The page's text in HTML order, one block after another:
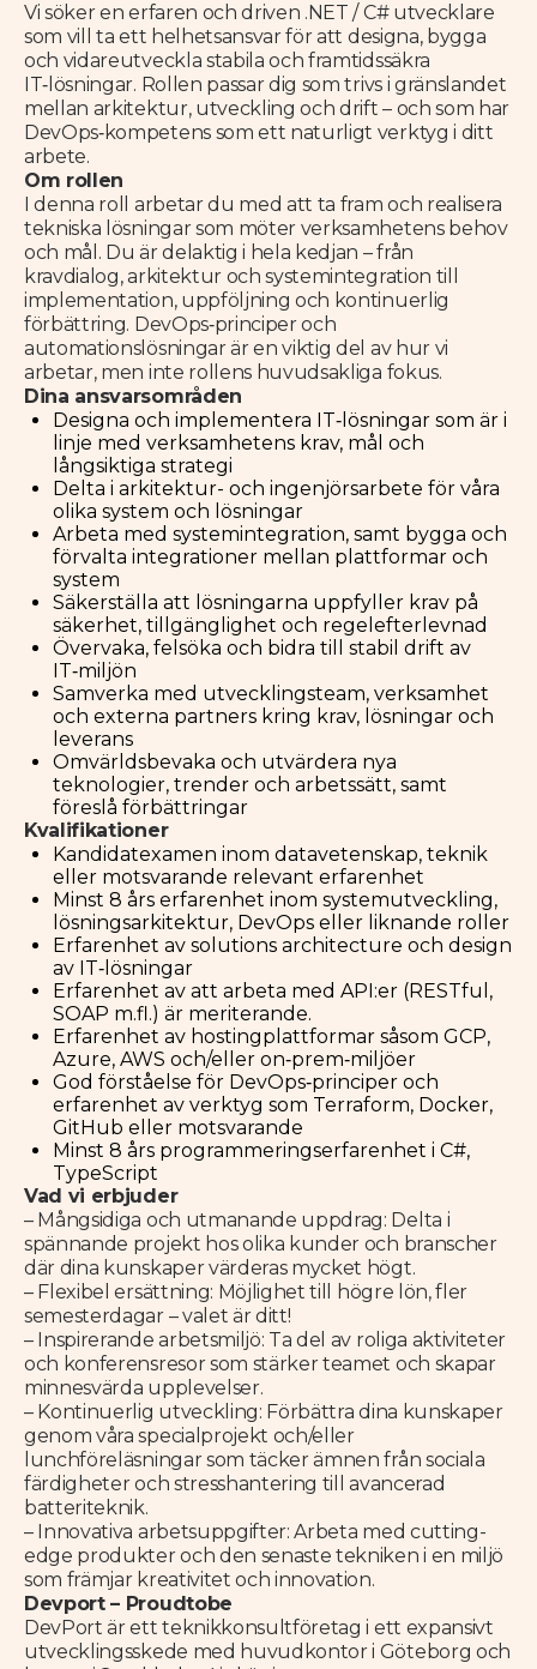
Vi söker en erfaren och driven .NET / C# utvecklare
som vill ta ett helhetsansvar för att designa, bygga
och vidareutveckla stabila och framtidssäkra
IT‑lösningar. Rollen passar dig som trivs i gränslandet
mellan arkitektur, utveckling och drift – och som har
DevOps‑kompetens som ett naturligt verktyg i ditt
arbete.
Om rollen
I denna roll arbetar du med att ta fram och realisera
tekniska lösningar som möter verksamhetens behov
och mål. Du är delaktig i hela kedjan – från
kravdialog, arkitektur och systemintegration till
implementation, uppföljning och kontinuerlig
förbättring. DevOps‑principer och
automationslösningar är en viktig del av hur vi
arbetar, men inte rollens huvudsakliga fokus.
Dina ansvarsområden
Designa och implementera IT‑lösningar som är i
linje med verksamhetens krav, mål och
långsiktiga strategi
Delta i arkitektur- och ingenjörsarbete för våra
olika system och lösningar
Arbeta med systemintegration, samt bygga och
förvalta integrationer mellan plattformar och
system
Säkerställa att lösningarna uppfyller krav på
säkerhet, tillgänglighet och regelefterlevnad
Övervaka, felsöka och bidra till stabil drift av
IT‑miljön
Samverka med utvecklingsteam, verksamhet
och externa partners kring krav, lösningar och
leverans
Omvärldsbevaka och utvärdera nya
teknologier, trender och arbetssätt, samt
föreslå förbättringar
Kvalifikationer
Kandidatexamen inom datavetenskap, teknik
eller motsvarande relevant erfarenhet
Minst 8 års erfarenhet inom systemutveckling,
lösningsarkitektur, DevOps eller liknande roller
Erfarenhet av solutions architecture och design
av IT‑lösningar
Erfarenhet av att arbeta med API:er (RESTful,
SOAP m.fl.) är meriterande.
Erfarenhet av hostingplattformar såsom GCP,
Azure, AWS och/eller on‑prem‑miljöer
God förståelse för DevOps‑principer och
erfarenhet av verktyg som Terraform, Docker,
GitHub eller motsvarande
Minst 8 års programmeringserfarenhet i C#,
TypeScript
Vad vi erbjuder
– Mångsidiga och utmanande uppdrag: Delta i
spännande projekt hos olika kunder och branscher
där dina kunskaper värderas mycket högt.
– Flexibel ersättning: Möjlighet till högre lön, fler
semesterdagar – valet är ditt!
– Inspirerande arbetsmiljö: Ta del av roliga aktiviteter
och konferensresor som stärker teamet och skapar
minnesvärda upplevelser.
– Kontinuerlig utveckling: Förbättra dina kunskaper
genom våra specialprojekt och/eller
lunchföreläsningar som täcker ämnen från sociala
färdigheter och stresshantering till avancerad
batteriteknik.
– Innovativa arbetsuppgifter: Arbeta med cutting-
edge produkter och den senaste tekniken i en miljö
som främjar kreativitet och innovation.
Devport – Proudtobe
DevPort är ett teknikkonsultföretag i ett expansivt
utvecklingsskede med huvudkontor i Göteborg och